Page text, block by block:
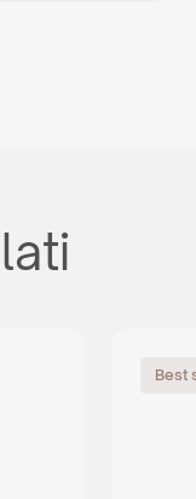
Best